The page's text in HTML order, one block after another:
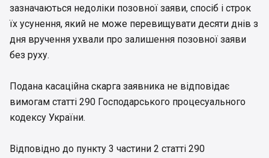
зазначаються недоліки позовної заяви, спосіб і строк
їх усунення, який не може перевищувати десяти днів з
дня вручення ухвали про залишення позовної заяви
без руху.
Подана касаційна скарга заявника не відповідає
вимогам статті 290 Господарського процесуального
кодексу України.
Відповідно до пункту 3 частини 2 статті 290